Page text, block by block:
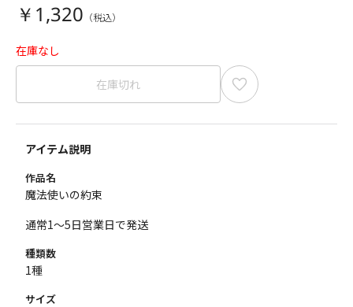
￥1,320
在庫なし
在庫切れ
アイテム説明
作品名
魔法使いの約束
通常1～5日営業日で発送
種類数
1種
サイズ